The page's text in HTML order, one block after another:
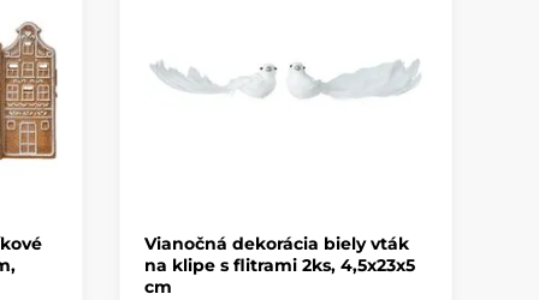
Vianočná dekorácia biely vták
na klipe s flitrami 2ks, 4,5x23x5
cm